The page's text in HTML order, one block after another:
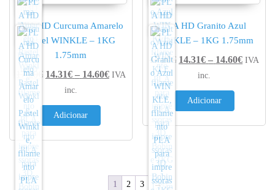
PLA HD Curcuma Amarelo
Pastel WINKLE – 1KG
1.75mm
17.20 € 14.31€ – 14.60€Price range: 14.31€ through 14.60€
IVA
inc.
Adicionar
PLA HD Granito Azul
WINKLE – 1KG 1.75mm
17.20€ 14.31€ – 14.60€Price
IVA
inc.
Adicionar
1 2 3 →